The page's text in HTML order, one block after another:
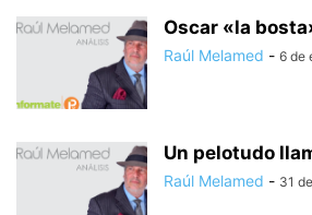
Oscar «la
Raúl Melamed - 6 de
Un pelotudo
Raúl Melamed - 31